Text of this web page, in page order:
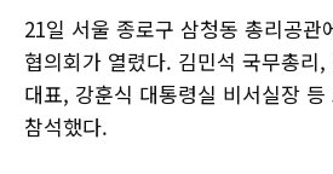
21일 서울 종로구 삼청동 총리공관
협의회가 열렸다. 김민석 국무총리
대표, 강훈식 대통령실 비서실장
참석했다.